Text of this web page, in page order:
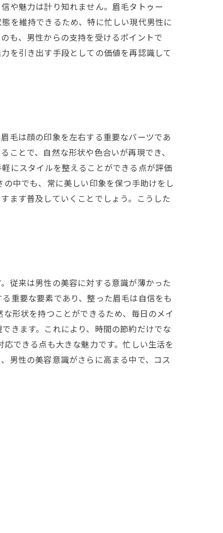
や魅力は計り知れません。眉毛タトゥー
を維持できるため、特に忙しい現代男性に
も、男性からの支持を受けるポイントで
を引き出す手段としての価値を再認識して
毛は顔の印象を左右する重要なパーツであ
ことで、自然な形状や色合いが再現でき、
にスタイルを整えることができる点が評価
中でも、常に美しい印象を保つ手助けをし
ます普及していくことでしょう。こうした
従来は男性の美容に対する意識が薄かった
重要な要素であり、整った眉毛は自信をも
形状を持つことができるため、毎日のメイ
きます。これにより、時間の節約だけでな
できる点も大きな魅力です。忙しい生活を
男性の美容意識がさらに高まる中で、コス